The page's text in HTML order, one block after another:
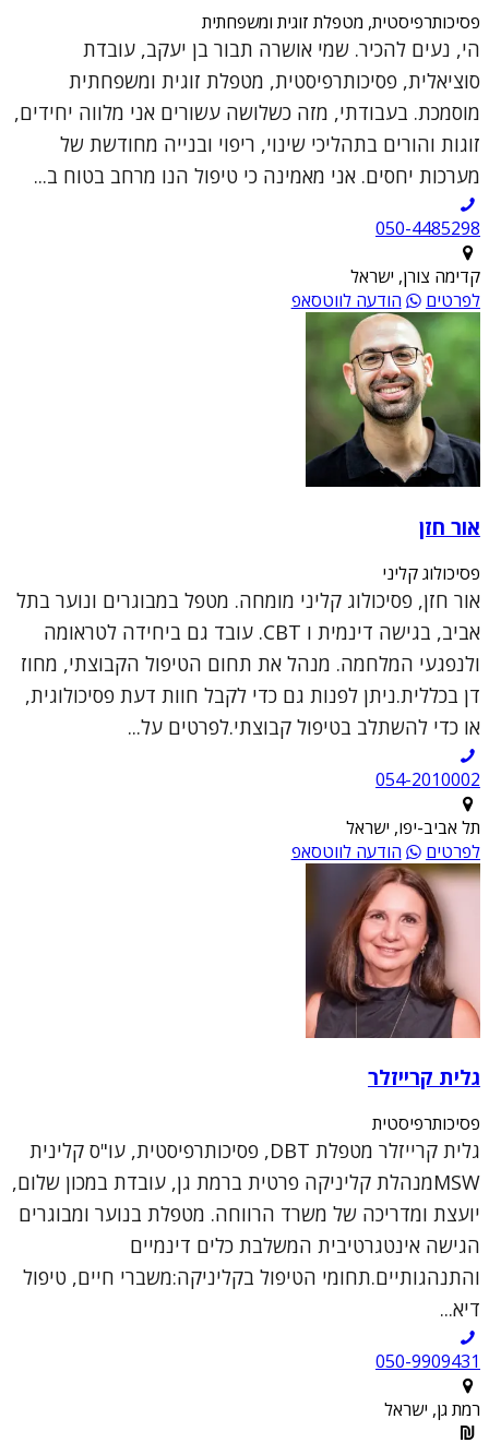
פסיכותרפיסטית, מטפלת זוגית ומשפחתית
הי, נעים להכיר. שמי אושרה תבור בן יעקב, עובדת
סוציאלית, פסיכותרפיסטית, מטפלת זוגית ומשפחתית
מוסמכת. בעבודתי, מזה כשלושה עשורים אני מלווה יחידים,
זוגות והורים בתהליכי שינוי, ריפוי ובנייה מחודשת של
מערכות יחסים. אני מאמינה כי טיפול הנו מרחב בטוח ב...
050-4485298
קדימה צורן, ישראל
לפרטים
הודעה לווטסאפ
אור חזן
פסיכולוג קליני
אור חזן, פסיכולוג קליני מומחה. מטפל במבוגרים ונוער בתל
אביב, בגישה דינמית ו CBT. עובד גם ביחידה לטראומה
ולנפגעי המלחמה. מנהל את תחום הטיפול הקבוצתי, מחוז
דן בכללית.ניתן לפנות גם כדי לקבל חוות דעת פסיכולוגית,
או כדי להשתלב בטיפול קבוצתי.לפרטים על...
054-2010002
תל אביב-יפו, ישראל
לפרטים
הודעה לווטסאפ
גלית קרייזלר
פסיכותרפיסטית
גלית קרייזלר מטפלת DBT, פסיכותרפיסטית, עו"ס קלינית
MSWמנהלת קליניקה פרטית ברמת גן, עובדת במכון שלום,
יועצת ומדריכה של משרד הרווחה. מטפלת בנוער ומבוגרים
הגישה אינטגרטיבית המשלבת כלים דינמיים
והתנהגותיים.תחומי הטיפול בקליניקה:משברי חיים, טיפול
דיא...
050-9909431
רמת גן, ישראל